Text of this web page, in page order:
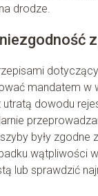
drodze.
mandatem w
dowodu
były zgodne
wątpliwości
lub sprawdzić